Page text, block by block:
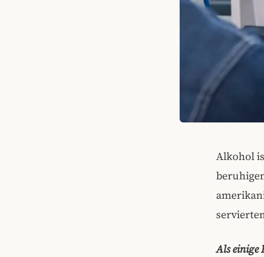
Alkohol
Als einige